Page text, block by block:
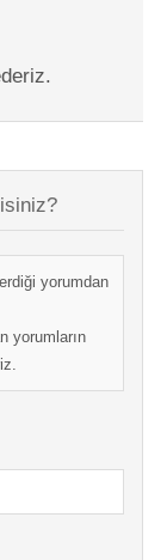
yorumdan
yorumların